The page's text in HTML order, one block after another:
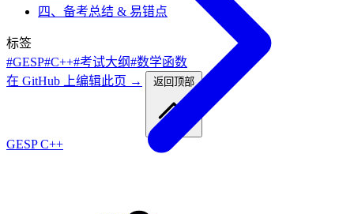
四、备考总结 & 易错点
标签
#GESP#C++#考试大纲#数学函数
在 GitHub 上编辑此页 →
返回顶部
GESP C++